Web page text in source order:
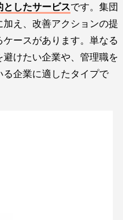
としたサービスです。集団
え、改善アクションの提
ースがあります。単なる
けたい企業や、管理職を
企業に適したタイプで